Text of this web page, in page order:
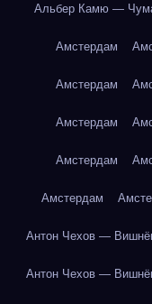
Альбер Камю —
Амстердам
Амстердам
Амстердам
Амстердам
Амстердам
Антон Чехов —
Антон Чехов —